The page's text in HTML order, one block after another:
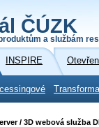
ČÚZK
a službám
INSPIRE
/ 3D webová služba